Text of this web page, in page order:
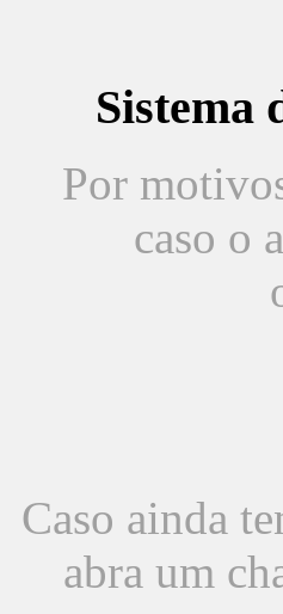
Sistema
Por
caso o
Caso ainda
abra um